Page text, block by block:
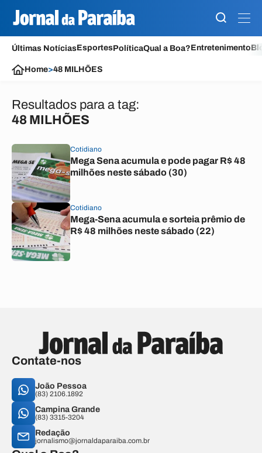
Últimas NotíciasEsportesPolíticaQual a Boa?Entretenimento
Home>48 MILHÕES
Resultados para a tag:
48 MILHÕES
Cotidiano
Mega Sena acumula e pode pagar R$ 48
milhões neste sábado (30)
Cotidiano
Mega-Sena acumula e sorteia prêmio de
R$ 48 milhões neste sábado (22)
Contate-nos
João Pessoa
(83) 2106.1892
Campina Grande
(83) 3315-3204
Redação
jornalismo@jornaldaparaiba.com.br